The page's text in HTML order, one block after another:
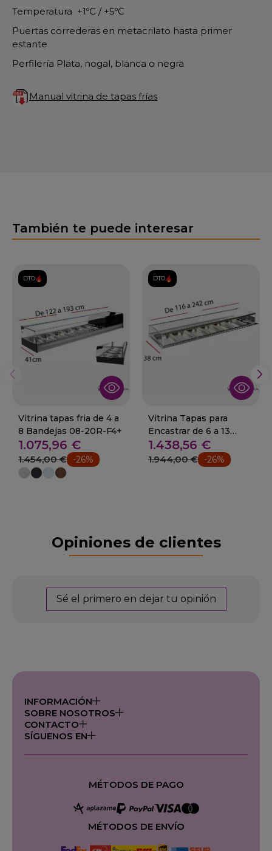
Temperatura +1ºC / +5ºC
Puertas correderas en metacrilato hasta primer
estante
Perfilería Plata, nogal, blanca o negra
Manual vitrina de tapas frías
También te puede interesar
DTO.
Vitrina tapas fria de 4 a
8 Bandejas 08-20R-F4+
1.075,96 €
1.454,00 € -26%
DTO.
Vitrina Tapas para
Encastrar de 6 a 13
Cubetas 08-CST-F6R+
1.438,56 €
1.944,00 € -26%
Opiniones de clientes
Sé el primero en dejar tu opinión
INFORMACIÓN
SOBRE NOSOTROS
CONTACTO
SÍGUENOS EN
MÉTODOS DE PAGO
MÉTODOS DE ENVÍO